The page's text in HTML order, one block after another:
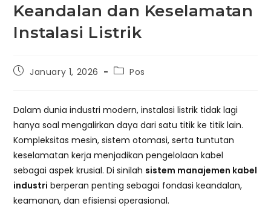
Keandalan dan Keselamatan
Instalasi Listrik
PostJanuary 1, 2026
PostPos
Dalam dunia industri modern, instalasi listrik tidak lagi
hanya soal mengalirkan daya dari satu titik ke titik lain.
Kompleksitas mesin, sistem otomasi, serta tuntutan
keselamatan kerja menjadikan pengelolaan kabel
sebagai aspek krusial. Di sinilah sistem manajemen kabel
industri berperan penting sebagai fondasi keandalan,
keamanan, dan efisiensi operasional.